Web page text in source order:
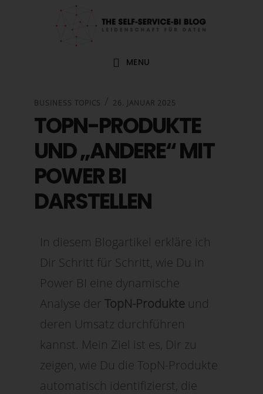
Hauptnavigation
Seitenspalte
MENU
BUSINESS TOPICS / 26. JANUAR 2025
TOPN-PRODUKTE
UND „ANDERE“ MIT
POWER BI
DARSTELLEN
In diesem Blogartikel erkläre ich
Dir Schritt für Schritt, wie Du in
Power BI eine dynamische
Analyse derTopN-Produkte und
deren Umsatz durchführen
kannst. Mein Ziel ist es, Dir zu
zeigen, wie Du die TopN-Produkte
automatisch identifizierst, die